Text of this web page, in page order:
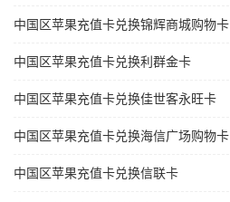
中国区苹果充值卡兑换锦辉商城购物卡
中国区苹果充值卡兑换利群金卡
中国区苹果充值卡兑换佳世客永旺卡
中国区苹果充值卡兑换海信广场购物卡
中国区苹果充值卡兑换信联卡